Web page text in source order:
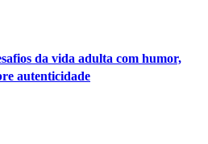
da vida adulta com humor,
autenticidade